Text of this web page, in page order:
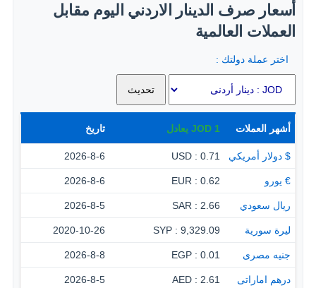
أسعار صرف الدينار الاردني اليوم مقابل
العملات العالمية
اختر عملة دولتك :
أشهر العملات 1
JOD يعادل تاريخ
$ دولار أمريكي 0.71 : USD
2026-8-6
€ يورو 0.62 : EUR
2026-8-6
ريال سعودي 2.66 : SAR
2026-8-5
ليرة سورية 9,329.09 : SYP
2020-10-26
جنيه مصرى 0.01 : EGP
2026-8-8
درهم اماراتى 2.61 : AED
2026-8-5